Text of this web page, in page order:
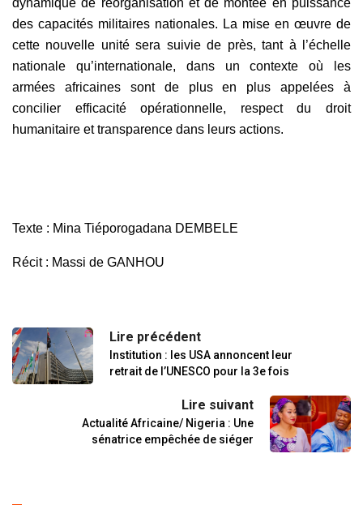
des capacités militaires nationales. La mise en œuvre de
cette nouvelle unité sera suivie de près, tant à l’échelle
nationale qu’internationale, dans un contexte où les
armées africaines sont de plus en plus appelées à
concilier efficacité opérationnelle, respect du droit
humanitaire et transparence dans leurs actions.
Texte : Mina Tiéporogadana DEMBELE
Récit : Massi de GANHOU
Lire précédent
Institution : les USA annoncent leur
retrait de l’UNESCO pour la 3e fois
Lire suivant
Actualité Africaine/ Nigeria : Une
sénatrice empêchée de siéger